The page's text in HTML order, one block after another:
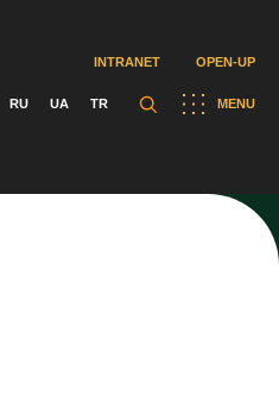
INTRANET OPEN-UP
MENU
RU UA TR